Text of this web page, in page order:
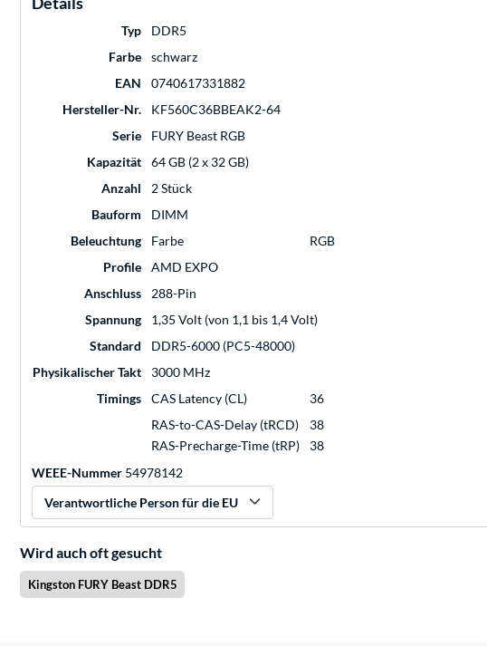
Typ
DDR5
Farbe
schwarz
EAN
0740617331882
Hersteller-Nr.
KF560C36BBEAK2-64
Serie
FURY Beast RGB
Kapazität
64 GB (2 x 32 GB)
Anzahl
2 Stück
Bauform
DIMM
Beleuchtung
Farbe
RGB
Profile
AMD EXPO
Anschluss
288-Pin
Spannung
1,35 Volt (von 1,1 bis 1,4 Volt)
Standard
DDR5-6000 (PC5-48000)
Physikalischer Takt
3000 MHz
Timings
CAS Latency (CL)
36
RAS-to-CAS-Delay (tRCD)
38
RAS-Precharge-Time (tRP)
38
WEEE-Nummer 54978142
Verantwortliche Person für die EU
Wird auch oft gesucht
Kingston FURY Beast DDR5